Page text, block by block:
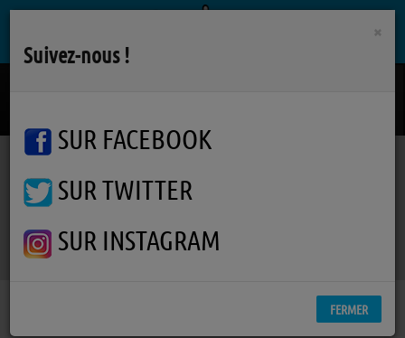
Podcasts Anciennes émissions
M... Comme Migration
×
Suivez-nous !
SUR FACEBOOK
SUR TWITTER
SUR INSTAGRAM
FERMER